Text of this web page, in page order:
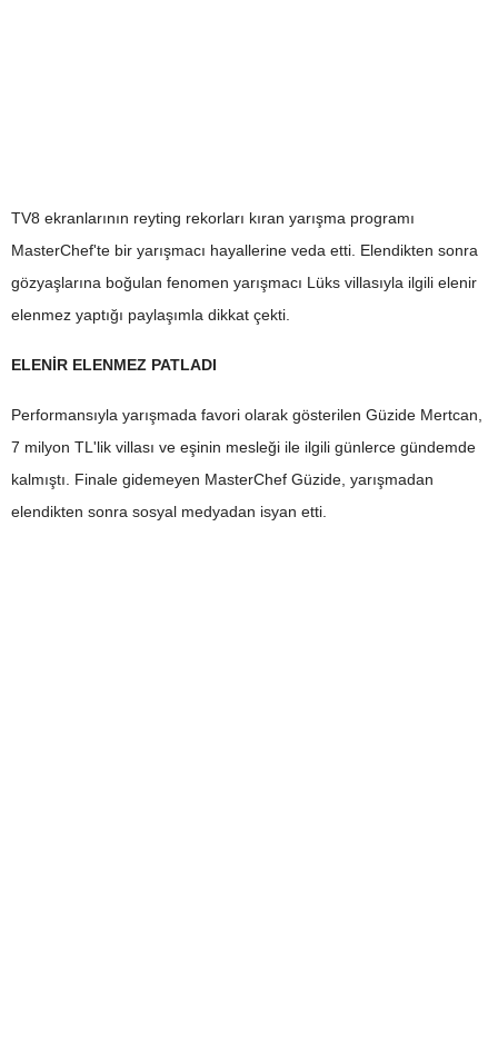
TV8 ekranlarının reyting rekorları kıran yarışma programı
MasterChef'te bir yarışmacı hayallerine veda etti. Elendikten sonra
gözyaşlarına boğulan fenomen yarışmacı Lüks villasıyla ilgili elenir
elenmez yaptığı paylaşımla dikkat çekti.
ELENİR ELENMEZ PATLADI
Performansıyla yarışmada favori olarak gösterilen Güzide Mertcan,
7 milyon TL'lik villası ve eşinin mesleği ile ilgili günlerce gündemde
kalmıştı. Finale gidemeyen MasterChef Güzide, yarışmadan
elendikten sonra sosyal medyadan isyan etti.